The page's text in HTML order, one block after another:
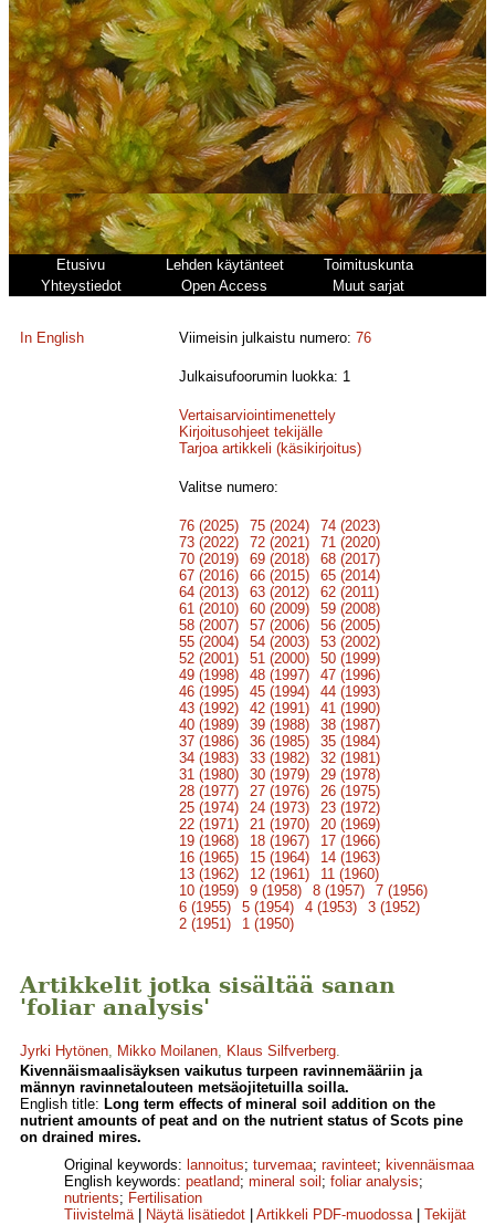
Etusivu Lehden käytänteet
Toimituskunta
Yhteystiedot
Open Access Muut sarjat
In English Viimeisin julkaistu numero:76
Julkaisufoorumin luokka: 1
Vertaisarviointimenettely
Kirjoitusohjeet tekijälle
Tarjoa artikkeli (käsikirjoitus)
Valitse numero:
76 (2025) 75 (2024)
74 (2023)
73 (2022)
72 (2021)
71 (2020)
70 (2019)
69 (2018)
68 (2017)
67 (2016)
66 (2015)
65 (2014)
64 (2013)
63 (2012)
62 (2011)
61 (2010)
60 (2009)
59 (2008)
58 (2007)
57 (2006)
56 (2005)
55 (2004)
54 (2003)
53 (2002)
52 (2001)
51 (2000)
50 (1999)
49 (1998)
48 (1997)
47 (1996)
46 (1995)
45 (1994)
44 (1993)
43 (1992)
42 (1991)
41 (1990)
40 (1989)
39 (1988)
38 (1987)
37 (1986)
36 (1985)
35 (1984)
34 (1983)
33 (1982)
32 (1981)
31 (1980)
30 (1979)
29 (1978)
28 (1977)
27 (1976)
26 (1975)
25 (1974)
24 (1973)
23 (1972)
22 (1971)
21 (1970)
20 (1969)
19 (1968)
18 (1967)
17 (1966)
16 (1965)
15 (1964)
14 (1963)
13 (1962)
12 (1961)
11 (1960)
10 (1959)
9 (1958) 8 (1957)
7 (1956)
6 (1955)
5 (1954) 4 (1953)
3 (1952)
2 (1951)
1 (1950)
Artikkelit jotka sisältää sanan
'foliar analysis'
Jyrki Hytönen, Mikko Moilanen, Klaus Silfverberg.
Kivennäismaalisäyksen vaikutus turpeen ravinnemääriin ja
männyn ravinnetalouteen metsäojitetuilla soilla.
English title: Long term effects of mineral soil addition on the
nutrient amounts of peat and on the nutrient status of Scots pine
on drained mires.
Original keywords: lannoitus; turvemaa; ravinteet; kivennäismaa
English keywords: peatland; mineral soil ; foliar analysis;
nutrients; Fertilisation
Tiivistelmä| Näytä lisätiedot Artikkeli PDF-muodossa| Tekijät